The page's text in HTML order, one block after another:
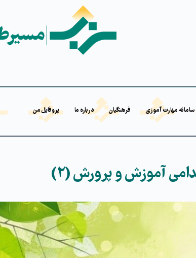
سامانه مهارت آموزی فرهنگیان درباره ما پروفایل من
آموزش و پرورش (۲)